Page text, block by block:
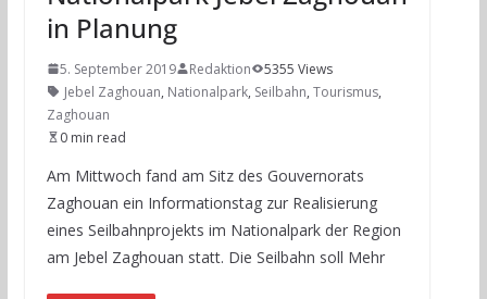
in Planung
5. September 2019 Redaktion
5355 Views
Jebel Zaghouan, Nationalpark, Seilbahn, Tourismus,
Zaghouan
0 min read
Am Mittwoch fand am Sitz des Gouvernorats
Zaghouan ein Informationstag zur Realisierung
eines Seilbahnprojekts im Nationalpark der Region
am Jebel Zaghouan statt. Die Seilbahn soll Mehr